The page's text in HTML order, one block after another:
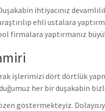
ihtiyacınız
ehli ustalara
firmalara yaptırmanız
işlerimizi dört dörtlük
her bir duşakabin
göstermekteyiz.